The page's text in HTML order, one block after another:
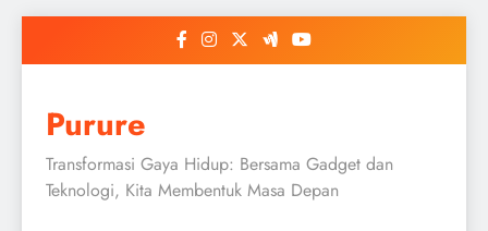
Purure
Transformasi Gaya Hidup: Bersama Gadget dan
Teknologi, Kita Membentuk Masa Depan